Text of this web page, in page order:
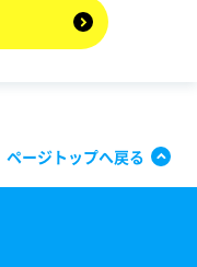
ページトップへ戻る